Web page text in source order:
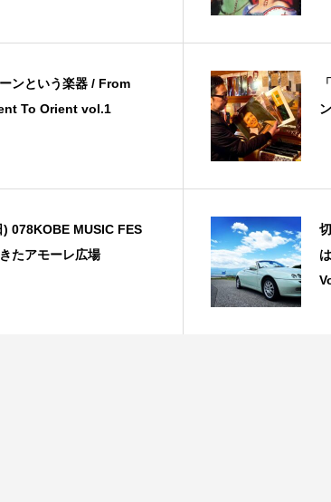
ンという楽器 / From
To Orient vol.1
) 078KOBE MUSIC FES
たアモーレ広場